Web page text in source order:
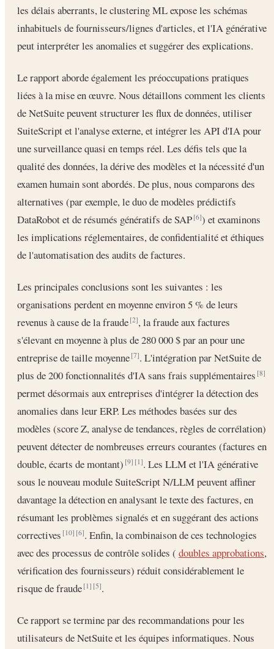
les délais aberrants, le clustering ML expose les schémas
inhabituels de fournisseurs/lignes d'articles, et l'IA générative
peut interpréter les anomalies et suggérer des explications.
Le rapport aborde également les préoccupations pratiques
liées à la mise en œuvre. Nous détaillons comment les clients
de NetSuite peuvent structurer les flux de données, utiliser
SuiteScript et l'analyse externe, et intégrer les API d'IA pour
une surveillance quasi en temps réel. Les défis tels que la
qualité des données, la dérive des modèles et la nécessité d'un
examen humain sont abordés. De plus, nous comparons des
alternatives (par exemple, le duo de modèles prédictifs
DataRobot et de résumés génératifs de SAP[6]) et examinons
les implications réglementaires, de confidentialité et éthiques
de l'automatisation des audits de factures.
Les principales conclusions sont les suivantes : les
organisations perdent en moyenne environ 5 % de leurs
revenus à cause de la fraude[2], la fraude aux factures
s'élevant en moyenne à plus de 280 000 $ par an pour une
entreprise de taille moyenne[7]. L'intégration par NetSuite de
plus de 200 fonctionnalités d'IA sans frais supplémentaires[8]
permet désormais aux entreprises d'intégrer la détection des
anomalies dans leur ERP. Les méthodes basées sur des
modèles (score Z, analyse de tendances, règles de corrélation)
peuvent détecter de nombreuses erreurs courantes (factures en
double, écarts de montant)[9] [1]. Les LLM et l'IA générative
sous le nouveau module SuiteScript N/LLM peuvent affiner
davantage la détection en analysant le texte des factures, en
résumant les problèmes signalés et en suggérant des actions
correctives[10] [6]. Enfin, la combinaison de ces technologies
avec des processus de contrôle solides ( doubles approbations,
vérification des fournisseurs) réduit considérablement le
risque de fraude[1] [5].
Ce rapport se termine par des recommandations pour les
utilisateurs de NetSuite et les équipes informatiques. Nous